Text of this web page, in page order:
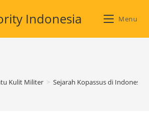
Indonesia Menu
Kulit Militer > Sejarah Kopassus di Indonesia